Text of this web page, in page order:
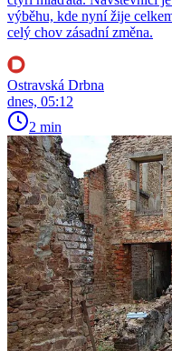
výběhu, kde nyní žije
celý chov zásadní změna.
Ostravská Drbna
dnes, 05:12
2 min